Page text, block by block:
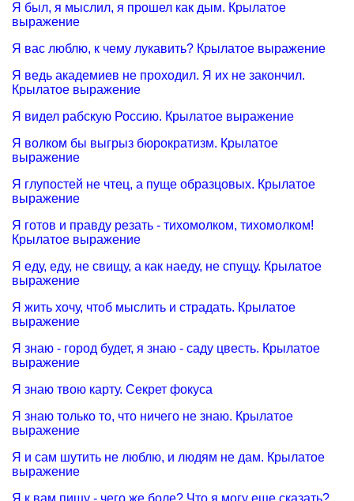
Я был, я мыслил, я прошел как дым. Крылатое
выражение
Я вас люблю, к чему лукавить? Крылатое выражение
Я ведь академиев не проходил. Я их не закончил.
Крылатое выражение
Я видел рабскую Россию. Крылатое выражение
Я волком бы выгрыз бюрократизм. Крылатое
выражение
Я глупостей не чтец, а пуще образцовых. Крылатое
выражение
Я готов и правду резать - тихомолком, тихомолком!
Крылатое выражение
Я еду, еду, не свищу, а как наеду, не спущу. Крылатое
выражение
Я жить хочу, чтоб мыслить и страдать. Крылатое
выражение
Я знаю - город будет, я знаю - саду цвесть. Крылатое
выражение
Я знаю твою карту. Секрет фокуса
Я знаю только то, что ничего не знаю. Крылатое
выражение
Я и сам шутить не люблю, и людям не дам. Крылатое
выражение
Я к вам пишу - чего же боле? Что я могу еще сказать?